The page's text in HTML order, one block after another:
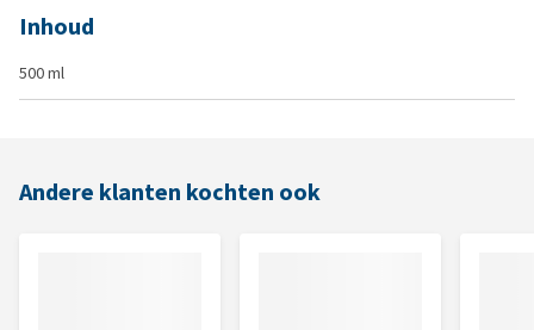
Inhoud
500 ml
Andere klanten kochten ook